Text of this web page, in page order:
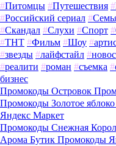
#Питомцы #Путешествия #
#Российский сериал #
#Скандал #Слухи #Спорт #
#ТНТ #Фильм #Шоу #
#звезды #лайфстайл #
#реалити #роман #съемка #
бизнес
Промокоды Островок
Промокоды Золотое яблоко
Яндекс Маркет
Промокоды Снежная
Арома Бутик Промокоды